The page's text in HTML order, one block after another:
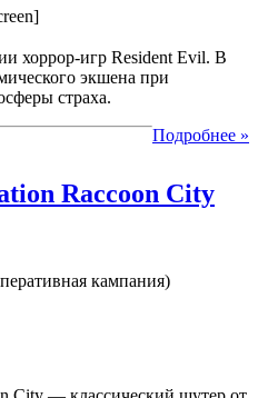
хоррор-игр Resident Evil. В
экшена при
страха.
Подробнее »
Raccoon City
кампания)